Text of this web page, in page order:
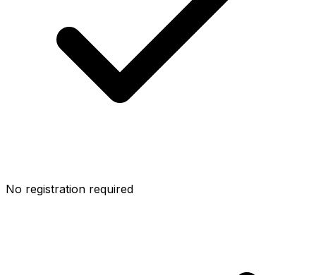
No registration required